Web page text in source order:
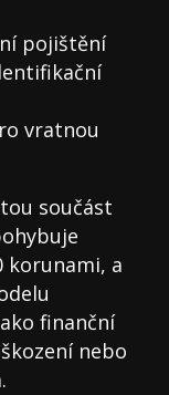
pojištění
vratnou
součást
korunami, a
finanční
nebo